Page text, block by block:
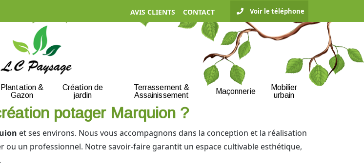
AVIS CLIENTS CONTACT Voir le téléphone
Plantation &
Gazon
Création de
jardin
Terrassement &
Assainissement
Maçonnerie
Mobilier
urbain
potager Marquion ?
et ses environs. Nous vous accompagnons dans la conception et la réalisation
ou un professionnel. Notre savoir-faire garantit un espace cultivable esthétique,